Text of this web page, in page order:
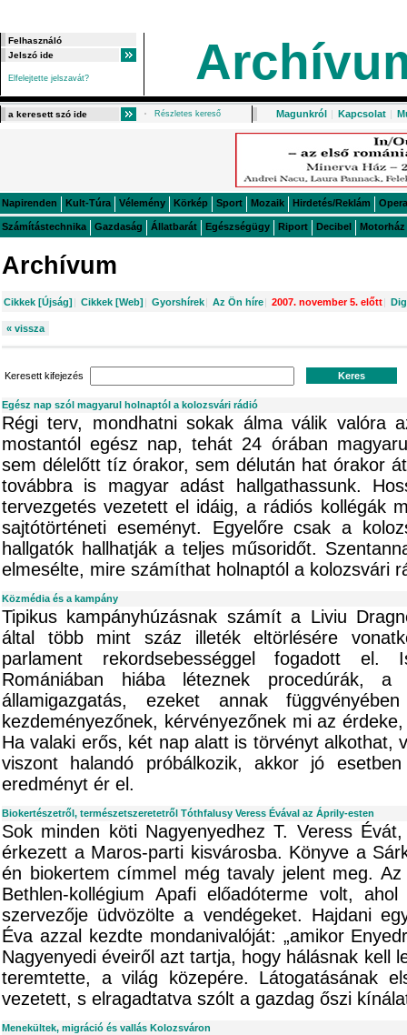
Elfelejtette jelszavát?
Részletes kereső Magunkról | Kapcsolat |
Napirenden Kult-Túra Vélemény Körkép Sport Mozaik Hirdetés/Reklám Opera
Számítástechnika Gazdaság Állatbarát Egészségügy Riport Decibel Motorház
Archívum
Cikkek [Újság] | Cikkek [Web] | Gyorshírek| Az Ön híre| 2007. november 5. előtt|
« vissza
Keresett kifejezés
Egész nap szól magyarul holnaptól a kolozsvári rádió
Régi terv, mondhatni sokak álma válik valóra
mostantól egész nap, tehát 24 órában
sem délelőtt tíz órakor, sem délután hat órakor
továbbra is magyar adást hallgathassunk.
tervezgetés vezetett el idáig, a rádiós kollégák
sajtótörténeti eseményt. Egyelőre csak a
hallgatók hallhatják a teljes műsoridőt.
elmesélte, mire számíthat holnaptól a kolozsvári
Közmédia és a kampány
Tipikus kampányhúzásnak számít a Liviu
által több mint száz illeték eltörlésére
parlament rekordsebességgel fogadott el.
Romániában hiába léteznek procedúrák, a
államigazgatás, ezeket annak
kezdeményezőnek, kérvényezőnek mi az
Ha valaki erős, két nap alatt is törvényt alkothat,
viszont halandó próbálkozik, akkor jó
eredményt ér el.
Biokertészetről, természetszeretetről Tóthfalusy Veress Évával az Áprily-esten
Sok minden köti Nagyenyedhez T. Veress
érkezett a Maros-parti kisvárosba. Könyve a
én biokertem címmel még tavaly jelent meg.
Bethlen-kollégium Apafi előadóterme volt,
szervezője üdvözölte a vendégeket. Hajdani
Éva azzal kezdte mondanivalóját: „amikor
Nagyenyedi éveiről azt tartja, hogy hálásnak kell
teremtette, a világ közepére. Látogatásának
vezetett, s elragadtatva szólt a gazdag őszi
Menekültek, migráció és vallás Kolozsváron